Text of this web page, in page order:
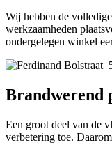
Wij hebben de
werkzaamheden
ondergelegen winkel
Brandwerend
Een groot deel van de
verbetering toe.